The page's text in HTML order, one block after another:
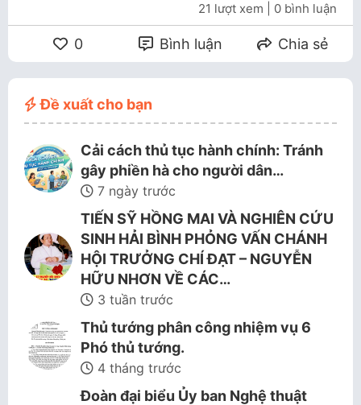
21 lượt xem | 0 bình luận
0 Bình luận Chia sẻ
Đề xuất cho bạn
Cải cách thủ tục hành chính: Tránh
gây phiền hà cho người dân…
7 ngày trước
TIẾN SỸ HỒNG MAI VÀ NGHIÊN CỨU
SINH HẢI BÌNH PHỎNG VẤN CHÁNH
HỘI TRƯỞNG CHÍ ĐẠT – NGUYỄN
HỮU NHƠN VỀ CÁC…
3 tuần trước
Thủ tướng phân công nhiệm vụ 6
Phó thủ tướng.
4 tháng trước
Đoàn đại biểu Ủy ban Nghệ thuật